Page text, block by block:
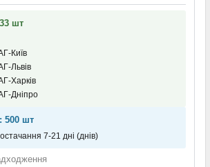
шт
Київ
Львів
Харків
Дніпро
500 шт
7-21 дні (днів)